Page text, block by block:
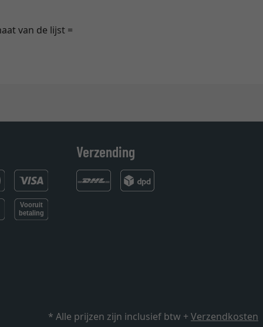
van de lijst =
Verzending
* Alle prijzen zijn inclusief btw +Verzendkosten